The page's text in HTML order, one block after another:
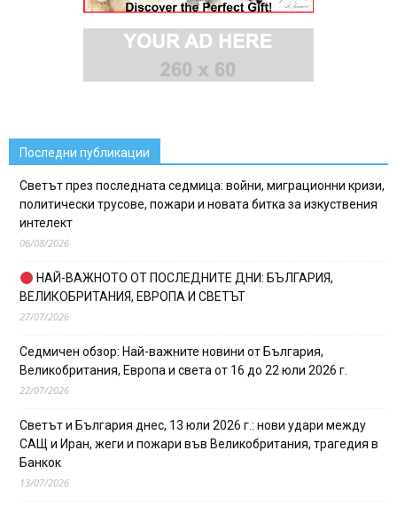
Последни публикации
Светът през последната седмица: войни, миграционни кризи,
политически трусове, пожари и новата битка за изкуствения
интелект
06/08/2026
НАЙ-ВАЖНОТО ОТ ПОСЛЕДНИТЕ ДНИ: БЪЛГАРИЯ,
ВЕЛИКОБРИТАНИЯ, ЕВРОПА И СВЕТЪТ
27/07/2026
Седмичен обзор: Най-важните новини от България,
Великобритания, Европа и света от 16 до 22 юли 2026 г.
22/07/2026
Светът и България днес, 13 юли 2026 г.: нови удари между
САЩ и Иран, жеги и пожари във Великобритания, трагедия в
Банкок
13/07/2026